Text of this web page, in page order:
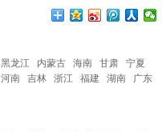
黑龙江 内蒙古 海南 甘肃
宁夏
河南 吉林 浙江 福建 湖南
广东